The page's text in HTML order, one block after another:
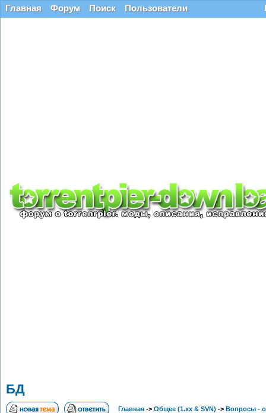
Главная Форум Поиск Пользователи
БД
Главная -> Общее (1.хх & SVN) -> Вопросы -